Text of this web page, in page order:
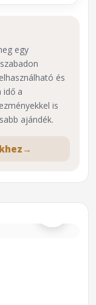
⌕
egy
és
idő a
is
ajándék.
→